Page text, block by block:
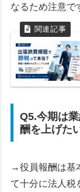
なるため注意で
Q5.今期は
酬を上げた
→役員報酬は基
て十分に法人税